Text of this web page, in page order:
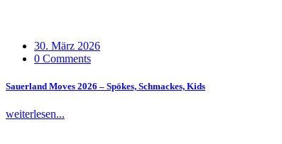
30. März 2026
0 Comments
Sauerland Moves 2026 – Spökes, Schmackes, Kids
weiterlesen...